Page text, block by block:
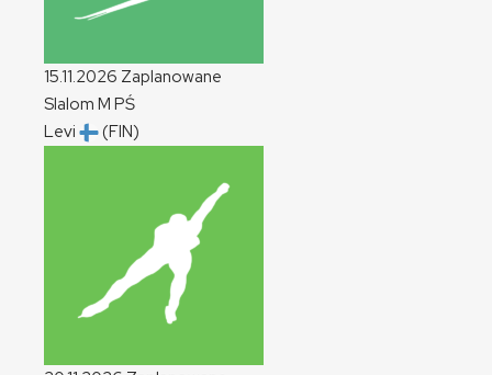
15.11.2026 Zaplanowane
Slalom M PŚ
Levi
(FIN)